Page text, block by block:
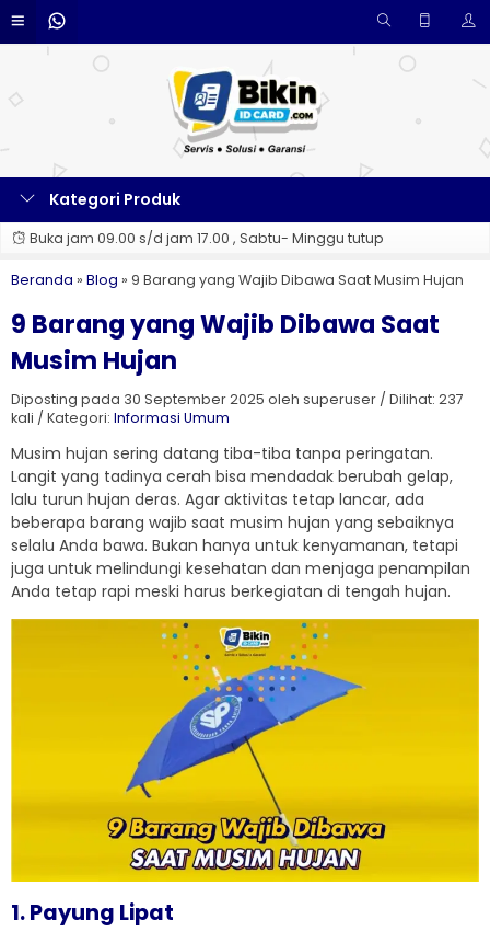
Kategori Produk
Buka jam 09.00 s/d jam 17.00 , Sabtu- Minggu tutup
Beranda » Blog » 9 Barang yang Wajib Dibawa Saat Musim Hujan
9 Barang yang Wajib Dibawa Saat
Musim Hujan
Diposting pada 30 September 2025 oleh superuser / Dilihat: 237
kali / Kategori: Informasi Umum
Musim hujan sering datang tiba-tiba tanpa peringatan.
Langit yang tadinya cerah bisa mendadak berubah gelap,
lalu turun hujan deras. Agar aktivitas tetap lancar, ada
beberapa barang wajib saat musim hujan yang sebaiknya
selalu Anda bawa. Bukan hanya untuk kenyamanan, tetapi
juga untuk melindungi kesehatan dan menjaga penampilan
Anda tetap rapi meski harus berkegiatan di tengah hujan.
1. Payung Lipat